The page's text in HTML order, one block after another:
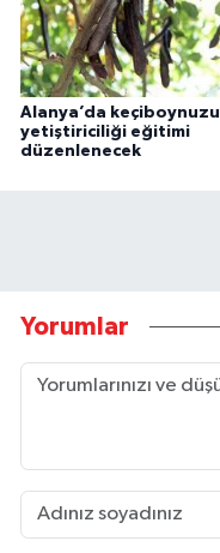
Alanya’da keçiboynuzu
yetiştiriciliği eğitimi
düzenlenecek
Yorumlar